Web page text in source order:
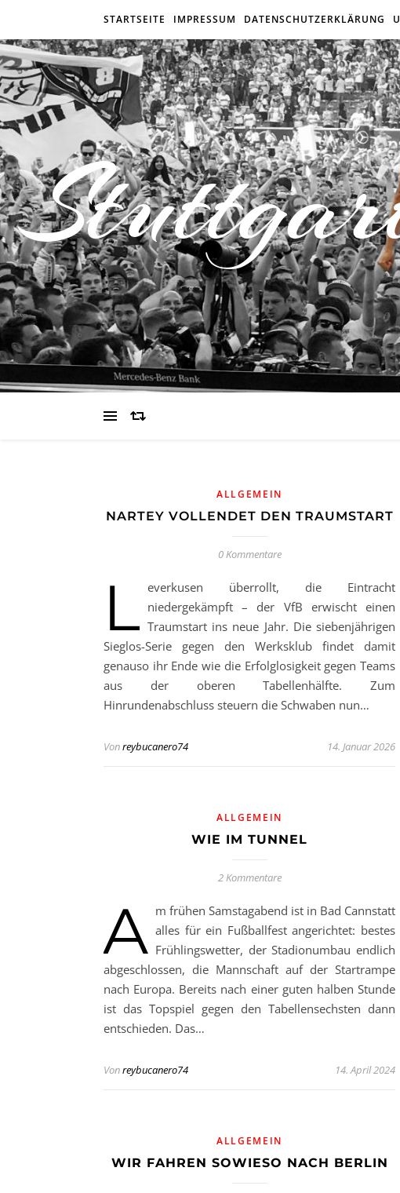
STARTSEITE IMPRESSUM DATENSCHUTZERKLÄRUNG
ALLGEMEIN
NARTEY VOLLENDET DEN TRAUMSTART
0 Kommentare
L everkusen überrollt, die Eintracht
niedergekämpft – der VfB erwischt einen
Traumstart ins neue Jahr. Die siebenjährigen
Sieglos-Serie gegen den Werksklub findet damit
genauso ihr Ende wie die Erfolglosigkeit gegen Teams
aus der oberen Tabellenhälfte. Zum
Hinrundenabschluss steuern die Schwaben nun…
Vonreybucanero74 14. Januar 2026
ALLGEMEIN
WIE IM TUNNEL
2 Kommentare
A m frühen Samstagabend ist in Bad Cannstatt
alles für ein Fußballfest angerichtet: bestes
Frühlingswetter, der Stadionumbau endlich
abgeschlossen, die Mannschaft auf der Startrampe
nach Europa. Bereits nach einer guten halben Stunde
ist das Topspiel gegen den Tabellensechsten dann
entschieden. Das…
Vonreybucanero74 14. April 2024
ALLGEMEIN
WIR FAHREN SOWIESO NACH BERLIN